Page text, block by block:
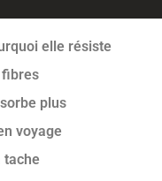
elle résiste
fibres
plus
voyage
tache